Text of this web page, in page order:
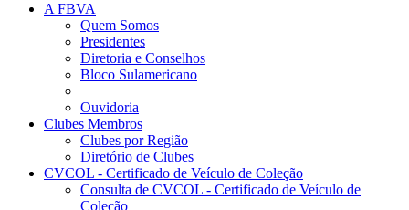
A FBVA
Quem Somos
Presidentes
Diretoria e Conselhos
Bloco Sulamericano
Ouvidoria
Clubes Membros
Clubes por Região
Diretório de Clubes
CVCOL - Certificado de Veículo de Coleção
Consulta de CVCOL - Certificado de Veículo de
Coleção